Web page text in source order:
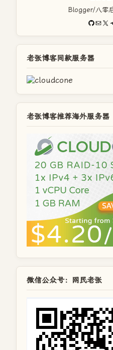
Blogger/八零
GitHub
电子邮件X
老张博客同款服务器
老张博客推荐海外服务器
微信公众号：网民老张